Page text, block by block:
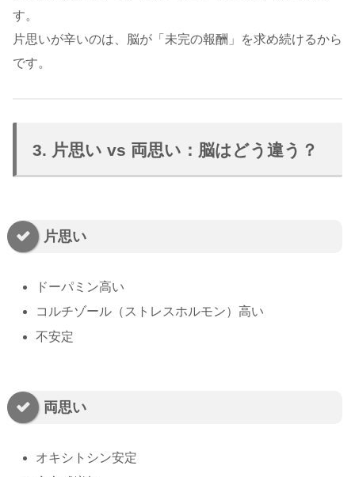
す。
片思いが辛いのは、脳が「未完の報酬」を求め続けるから
です。
3. 片思い vs 両思い：脳はどう違う？
片思い
ドーパミン高い
コルチゾール（ストレスホルモン）高い
不安定
両思い
オキシトシン安定